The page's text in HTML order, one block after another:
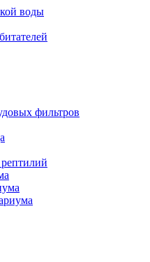
воды
фильтров